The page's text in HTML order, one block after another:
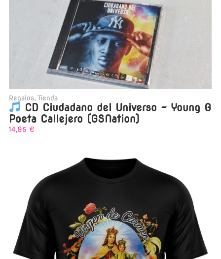
Regalos, Tienda
CD Ciudadano del Universo – Young G
Poeta Callejero (GSNation)
14,95 €